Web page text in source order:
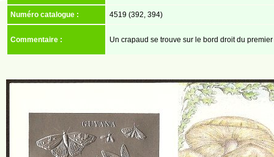
Numéro catalogue : 4519 (392, 394)
Commentaire : Un crapaud se trouve sur le bord droit du